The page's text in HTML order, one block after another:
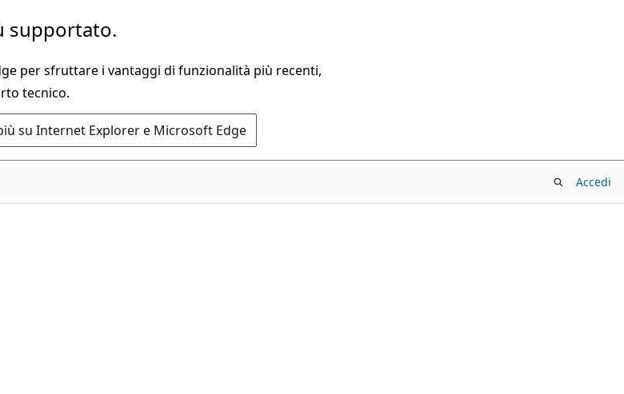
supportato.
per sfruttare i vantaggi di funzionalità più recenti,
tecnico.
su Internet Explorer e Microsoft Edge
Accedi